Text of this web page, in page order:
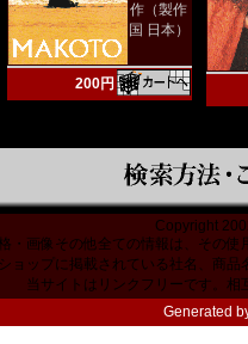
作（製作
国 日本）
200円
Copyright
・画像その他全ての情報は、その
ョップに掲載されている社名、商
当サイトはリンクフリーです。相
Generated